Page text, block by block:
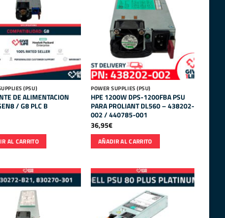
(PSU)
DE ALIMENTACION
/ G8 PLC B
AL CARRITO
POWER SUPPLIES (PSU)
HPE 1200W DPS-1200FBA PSU
PARA PROLIANT DL560 – 438202-
002 / 440785-001
36,95€
AÑADIR AL CARRITO